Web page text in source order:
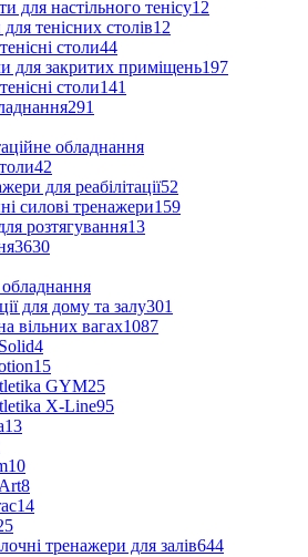
для настільного тенісу12
тенісних столів12
столи44
для закритих приміщень197
столи141
291
обладнання
42
для реабілітації52
силові тренажери159
розтягування13
3630
для дому та залу301
вільних вагах1087
4
15
GYM25
X-Line95
13
10
8
14
тренажери для залів644